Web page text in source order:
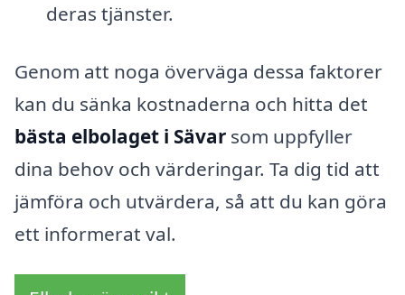
deras tjänster.
Genom att noga överväga dessa faktorer
kan du sänka kostnaderna och hitta det
bästa elbolaget i Sävar som uppfyller
dina behov och värderingar. Ta dig tid att
jämföra och utvärdera, så att du kan göra
ett informerat val.